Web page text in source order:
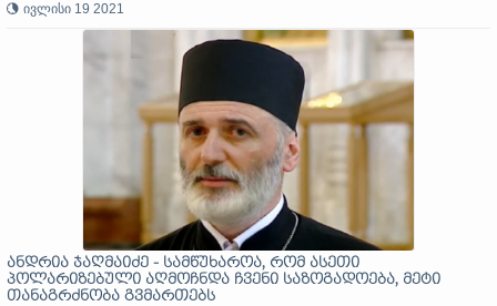
ივლისი 19 2021
ანდრია ჯაღმაიძე - სამწუხაროა, რომ ასეთი
პოლარიზებული აღმოჩნდა ჩვენი საზოგადოება, მეტი
თანაგრძნობა გვმართებს